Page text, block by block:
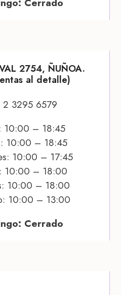
Cerrado
2754, ÑUÑOA.
al detalle)
2 3295 6579
10:00 – 18:45
10:00 – 18:45
10:00 – 17:45
10:00 – 18:00
10:00 – 18:00
10:00 – 13:00
Cerrado